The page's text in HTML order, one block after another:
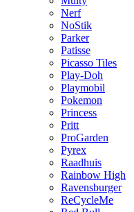
Nerf
NoStik
Parker
Patisse
Picasso Tiles
Play-Doh
Playmobil
Pokemon
Princess
Pritt
ProGarden
Pyrex
Raadhuis
Rainbow High
Ravensburger
ReCycleMe